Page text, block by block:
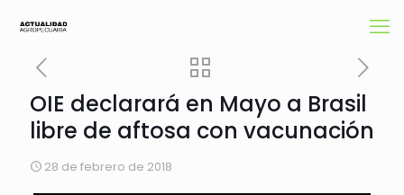
OIE declarará en Mayo a Brasil
libre de aftosa con vacunación
28 de febrero de 2018